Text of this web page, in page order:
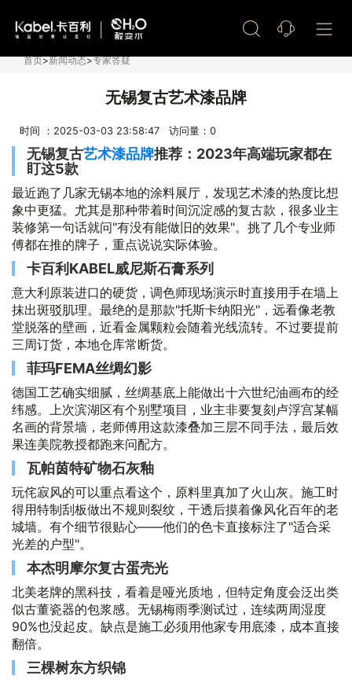
首页>新闻动态>专家答疑
无锡复古艺术漆品牌
时间 ：2025-03-03 23:58:47 访问量： 0
无锡复古艺术漆品牌推荐：2023年高端玩家都在
盯这5款
最近跑了几家无锡本地的涂料展厅，发现艺术漆的热度比想
象中更猛。尤其是那种带着时间沉淀感的复古款，很多业主
装修第一句话就问"有没有能做旧的效果"。挑了几个专业师
傅都在推的牌子，重点说说实际体验。
卡百利KABEL威尼斯石膏系列
意大利原装进口的硬货，调色师现场演示时直接用手在墙上
抹出斑驳肌理。最绝的是那款"托斯卡纳阳光"，远看像老教
堂脱落的壁画，近看金属颗粒会随着光线流转。不过要提前
三周订货，本地仓库常断货。
菲玛FEMA丝绸幻影
德国工艺确实细腻，丝绸基底上能做出十六世纪油画布的经
纬感。上次滨湖区有个别墅项目，业主非要复刻卢浮宫某幅
名画的背景墙，老师傅用这款漆叠加三层不同手法，最后效
果连美院教授都跑来问配方。
瓦帕茵特矿物石灰釉
玩侘寂风的可以重点看这个，原料里真加了火山灰。施工时
得用特制刮板做出不规则裂纹，干透后摸着像风化百年的老
城墙。有个细节很贴心——他们的色卡直接标注了"适合采
光差的户型"。
本杰明摩尔复古蛋壳光
北美老牌的黑科技，看着是哑光质地，但特定角度会泛出类
似古董瓷器的包浆感。无锡梅雨季测试过，连续两周湿度
90%也没起皮。缺点是施工必须用他家专用底漆，成本直接
翻倍。
三棵树东方织锦